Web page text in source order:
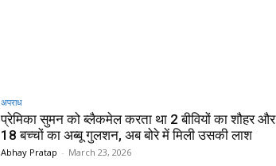
अपराध
प्रेमिका सुमन को ब्लैकमेल करता था 2 बीवियों का शौहर और
18 बच्चों का अब्बू गुलशन, अब बोरे में मिली उसकी लाश
Abhay Pratap - March 23, 2026